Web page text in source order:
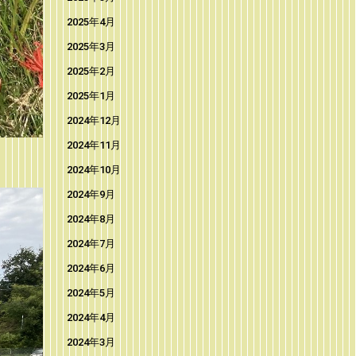
2025年4月
2025年3月
2025年2月
2025年1月
2024年12月
2024年11月
2024年10月
2024年9月
2024年8月
2024年7月
2024年6月
2024年5月
2024年4月
2024年3月